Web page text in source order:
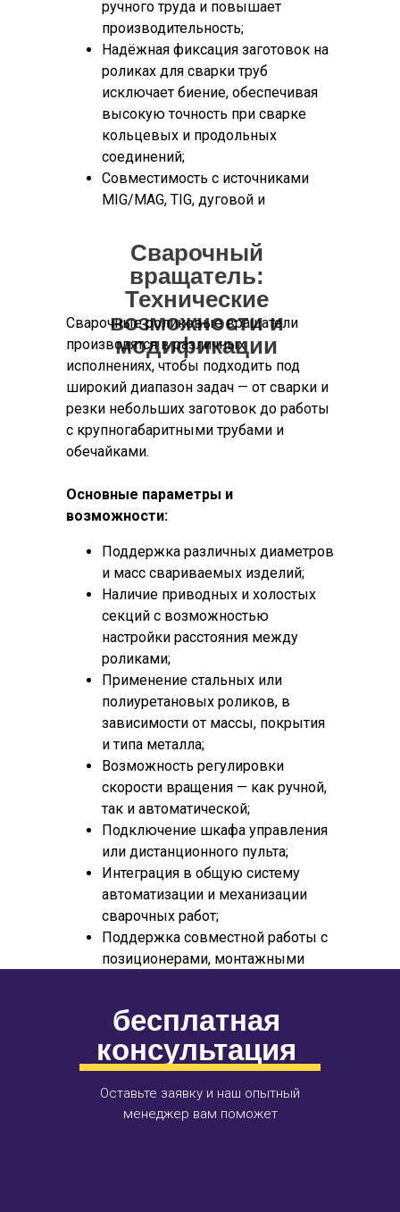
ручного труда и повышает
производительность;
Надёжная фиксация заготовок на
роликах для сварки труб
исключает биение, обеспечивая
высокую точность при сварке
кольцевых и продольных
соединений;
Совместимость с источниками
MIG/MAG, TIG, дуговой и
числе в составе комплексных
сварочных постов;
Возможность применения
приводных и холостых секций в
зависимости от массы и
геометрии изделия;
Поддержка дистанционного
управления и интеграции с
системами ЧПУ, шкафами
управления и позиционерами.
адаптированы под задачи механизации
установок для сварки и резки,
соответствует требованиям
промышленной безопасности и
позволяет решать нестандартные
производственные задачи в рамках
индивидуальных проектов.
Благодаря широкому выбору моделей
и технической гибкости, роликовый
сварочный вращатель ОМП легко
интегрируются в состав сварочных
станков, позиционеров и другой
технологической оснастки
позволяет автоматизировать работу с
различными деталями и
металлоконструкциями, оптимизируя
обработку изделий на всех этапах.
Сварочный
вращатель:
Технические
возможности и
модификации
Сварочные роликовые вращатели
производятся в различных
исполнениях, чтобы подходить под
широкий диапазон задач — от сварки и
резки небольших заготовок до работы
с крупногабаритными трубами и
обечайками.
Основные параметры и
возможности:
Поддержка различных диаметров
и масс свариваемых изделий;
Наличие приводных и холостых
секций с возможностью
настройки расстояния между
роликами;
Применение стальных или
полиуретановых роликов, в
зависимости от массы, покрытия
и типа металла;
Возможность регулировки
скорости вращения — как ручной,
так и автоматической;
Подключение шкафа управления
или дистанционного пульта;
Интеграция в общую систему
автоматизации и механизации
сварочных работ;
Поддержка совместной работы с
позиционерами, монтажными
(включая MIG/MAG, TIG,
аргонодуговую сварку).
Наши сварочные вращатели входят в
состав комплексных решений вместе
бесплатная
консультация
Оставьте заявку и наш опытный
менеджер вам поможет